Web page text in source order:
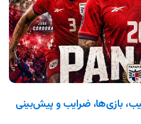
جام جهانی ۲۰۲۶: ترکیب، بازی‌ها، ضرایب و پیش‌بینی